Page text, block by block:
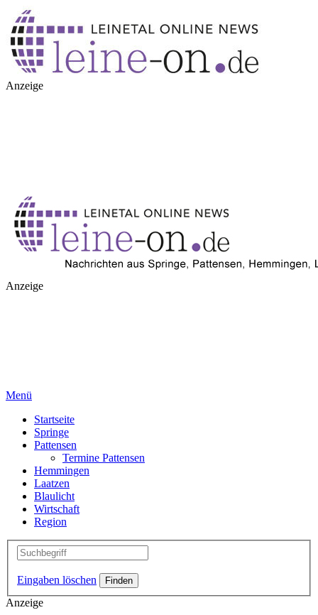
Anzeige
Anzeige
Menü
Startseite
Springe
Pattensen
Termine Pattensen
Hemmingen
Laatzen
Blaulicht
Wirtschaft
Region
Eingaben löschen
Anzeige